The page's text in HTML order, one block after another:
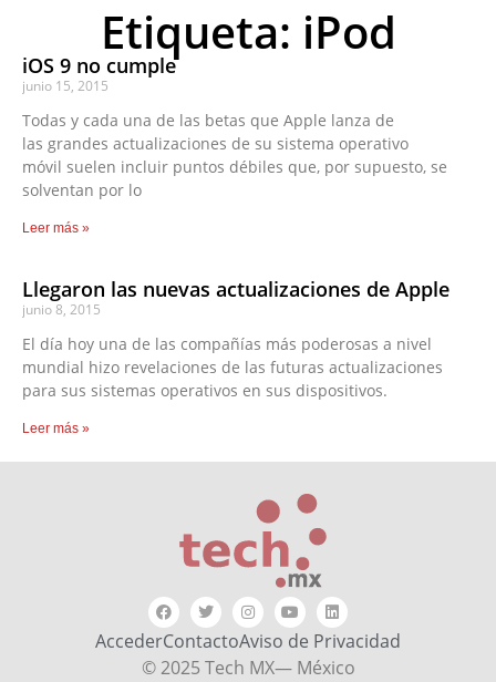
Etiqueta: iPod
iOS 9 no cumple
junio 15, 2015
Todas y cada una de las betas que Apple lanza de
las grandes actualizaciones de su sistema operativo
móvil suelen incluir puntos débiles que, por supuesto, se
solventan por lo
Leer más »
Llegaron las nuevas actualizaciones de Apple
junio 8, 2015
El día hoy una de las compañías más poderosas a nivel
mundial hizo revelaciones de las futuras actualizaciones
para sus sistemas operativos en sus dispositivos.
Leer más »
AccederContactoAviso de Privacidad
© 2025 Tech MX— México